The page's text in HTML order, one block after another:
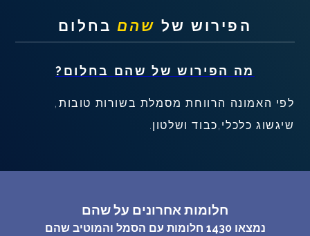
הפירוש של שהםבחלום
מה הפירוש של שהם בחלום?
לפי האמונה הרווחת מסמלת בשורות טובות,
שיגשוג כלכלי,כבוד ושלטון.
חלומות אחרונים על שהם
נמצאו1430 חלומות עם הסמל והמוטיבשהם